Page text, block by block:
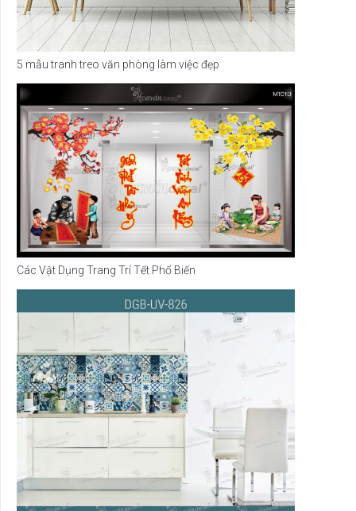
5 mẫu tranh treo văn phòng làm việc đẹp
Các Vật Dụng Trang Trí Tết Phổ Biến